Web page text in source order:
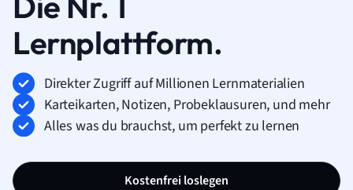
Lernplattform.
Direkter Zugriff auf Millionen Lernmaterialien
Karteikarten, Notizen, Probeklausuren, und mehr
Alles was du brauchst, um perfekt zu lernen
Kostenfrei loslegen